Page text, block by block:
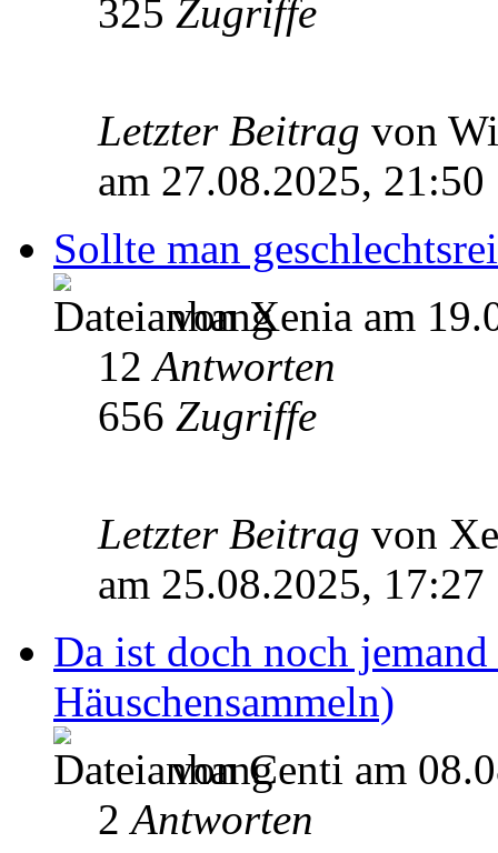
325 Zugriffe
Letzter Beitrag von
am 27.08.2025, 21:50
Sollte man
von Xenia am
12Antworten
656 Zugriffe
Letzter Beitrag von
am 25.08.2025, 17:27
Da ist doch noch
Häuschensammeln)
von Centi am
2Antworten